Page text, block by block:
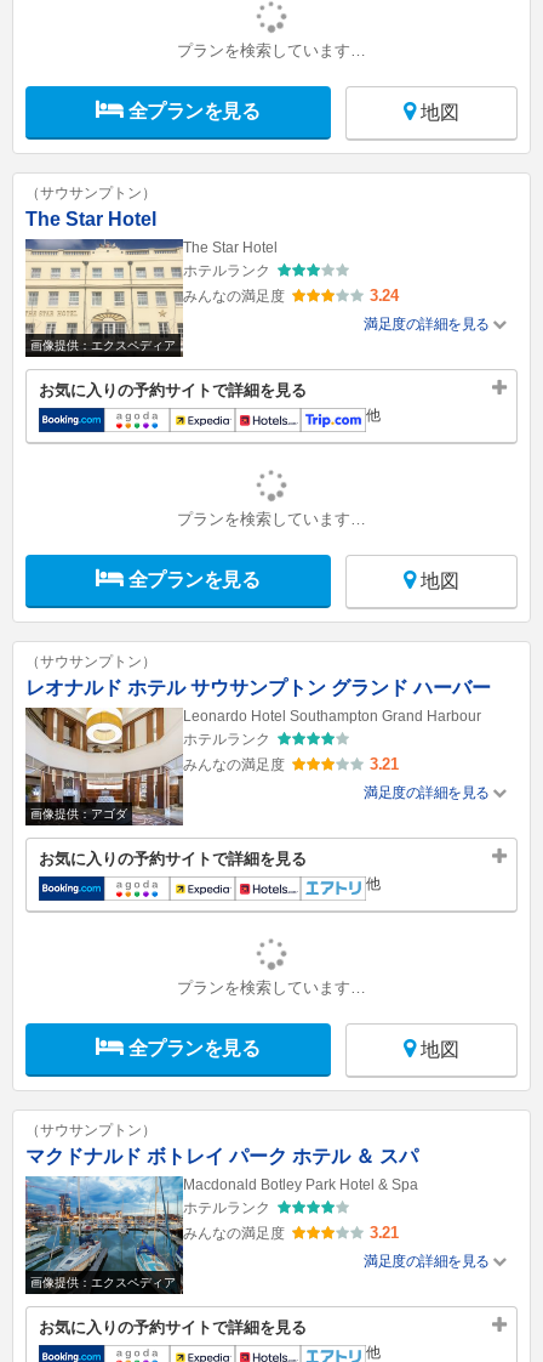
プランを検索しています…
全プランを見る 地図
（サウサンプトン）
The Star Hotel
画像提供：エクスペディア
The Star Hotel
ホテルランク
みんなの満足度
3.24
満足度の詳細を見る
お気に入りの予約サイトで詳細を見る
他
プランを検索しています…
全プランを見る 地図
（サウサンプトン）
レオナルド ホテル サウサンプトン グランド ハーバー
画像提供：アゴダ
Leonardo Hotel Southampton Grand Harbour
ホテルランク
みんなの満足度
3.21
満足度の詳細を見る
お気に入りの予約サイトで詳細を見る
他
プランを検索しています…
全プランを見る 地図
（サウサンプトン）
マクドナルド ボトレイ パーク ホテル ＆ スパ
画像提供：エクスペディア
Macdonald Botley Park Hotel & Spa
ホテルランク
みんなの満足度
3.21
満足度の詳細を見る
お気に入りの予約サイトで詳細を見る
他